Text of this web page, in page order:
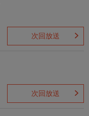
次回放送
次回放送